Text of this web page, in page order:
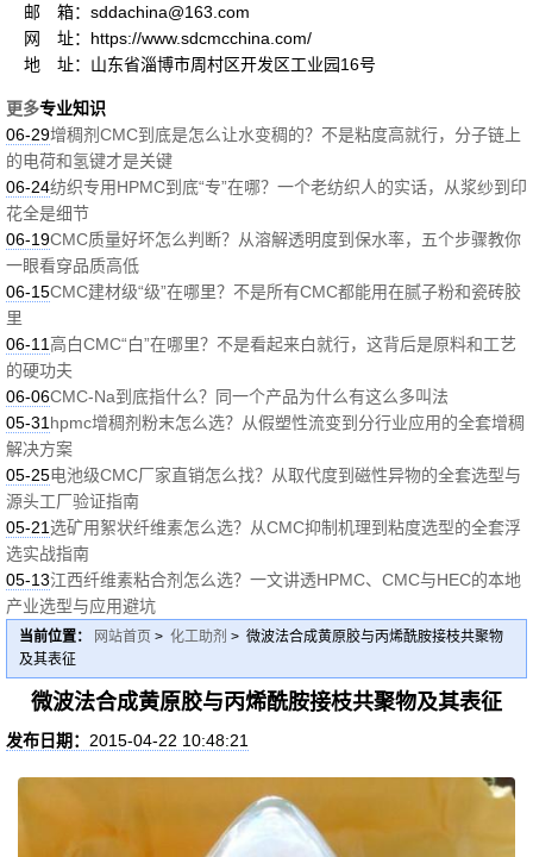
邮 箱：sddachina@163.com
网 址：https://www.sdcmcchina.com/
地 址：山东省淄博市周村区开发区工业园16号
更多专业知识
06-29增稠剂CMC到底是怎么让水变稠的？不是粘度高就行，分子链上
的电荷和氢键才是关键
06-24纺织专用HPMC到底“专”在哪？一个老纺织人的实话，从浆纱到印
花全是细节
06-19CMC质量好坏怎么判断？从溶解透明度到保水率，五个步骤教你
一眼看穿品质高低
06-15CMC建材级“级”在哪里？不是所有CMC都能用在腻子粉和瓷砖胶
里
06-11高白CMC“白”在哪里？不是看起来白就行，这背后是原料和工艺
的硬功夫
06-06CMC-Na到底指什么？同一个产品为什么有这么多叫法
05-31 hpmc增稠剂粉末怎么选？从假塑性流变到分行业应用的全套增稠
解决方案
05-25电池级CMC厂家直销怎么找？从取代度到磁性异物的全套选型与
源头工厂验证指南
05-21选矿用絮状纤维素怎么选？从CMC抑制机理到粘度选型的全套浮
选实战指南
05-13江西纤维素粘合剂怎么选？一文讲透HPMC、CMC与HEC的本地
产业选型与应用避坑
当前位置： 网站首页 > 化工助剂 > 微波法合成黄原胶与丙烯酰胺接枝共聚物
及其表征
微波法合成黄原胶与丙烯酰胺接枝共聚物及其表征
发布日期： 2015-04-22 10:48:21